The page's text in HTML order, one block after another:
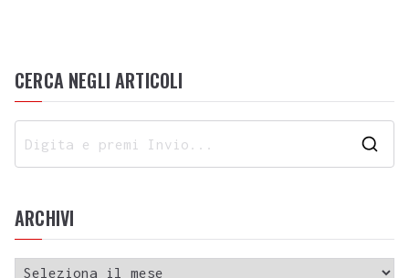
CERCA NEGLI ARTICOLI
ARCHIVI